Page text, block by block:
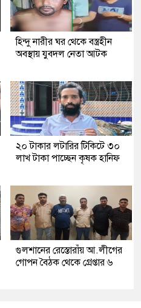
হিন্দু নারীর ঘর থেকে বস্ত্রহীন
অবস্থায় যুবদল নেতা আটক
২০ টাকার লটারির টিকিটে ৩০
লাখ টাকা পাচ্ছেন কৃষক হানিফ
গুলশানের রেস্তোরাঁয় আ.লীগের
গোপন বৈঠক থেকে গ্রেপ্তার ৬